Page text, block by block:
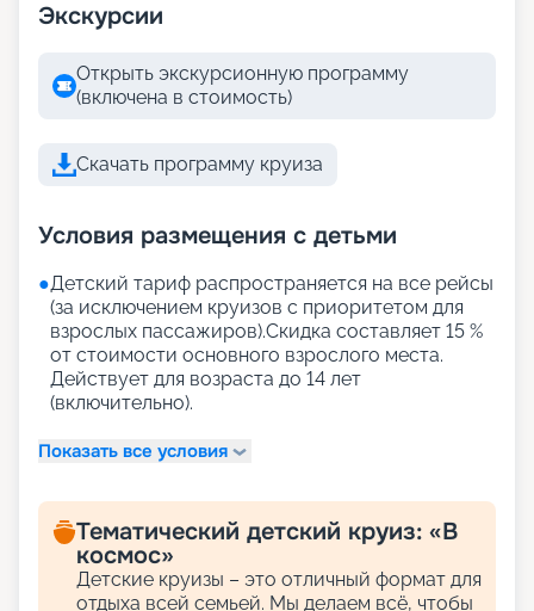
Экскурсии
Открыть экскурсионную программу
(включена в стоимость)
Скачать программу круиза
Условия размещения с детьми
●Детский тариф распространяется на все рейсы
(за исключением круизов с приоритетом для
взрослых пассажиров).Скидка составляет 15 %
от стоимости основного взрослого места.
Действует для возраста до 14 лет
(включительно).
Показать все условия
Тематический детский круиз: «В
космос»
Детские круизы – это отличный формат для
отдыха всей семьей. Мы делаем всё, чтобы